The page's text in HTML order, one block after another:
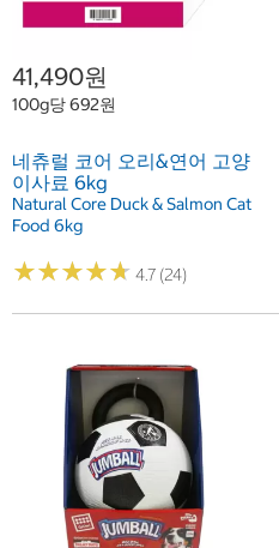
41,490원
100g당 692원
네츄럴 코어 오리&연어 고양
이사료 6kg
Natural Core Duck & Salmon Cat
Food 6kg
★★★★★
★★★★★ 4.7 (24)